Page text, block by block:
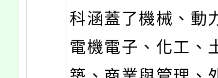
科涵蓋了機械、動
電機電子、化工、